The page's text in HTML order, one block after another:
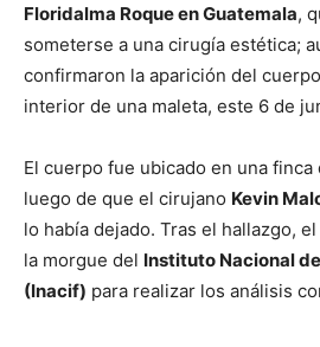
Floridalma Roque en Guatemala,
someterse a una cirugía estética;
confirmaron la aparición del
interior de una maleta, este 6 de
El cuerpo fue ubicado en una finca
luego de que el cirujano Kevin
lo había dejado. Tras el hallazgo,
la morgue del Instituto Nacional
(Inacif) para realizar los análisis